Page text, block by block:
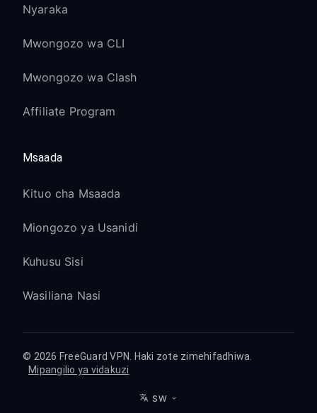
Nyaraka
Mwongozo wa CLI
Mwongozo wa Clash
Affiliate Program
Msaada
Kituo cha Msaada
Miongozo ya Usanidi
Kuhusu Sisi
Wasiliana Nasi
© 2026 FreeGuard VPN. Haki zote zimehifadhiwa.
Mipangilio ya vidakuzi
SW